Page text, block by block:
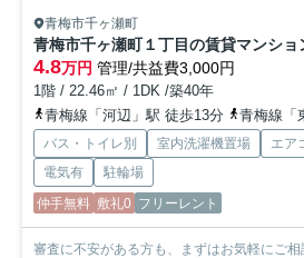
青梅市千ヶ瀬町
青梅市千ヶ瀬町１丁目の賃貸マンショ
4.8万円 管理/共益費3,000円
1階 / 22.46㎡ / 1DK /築40年
青梅線「河辺」駅 徒歩13分
青梅線「
バス・トイレ別 室内洗濯機置場 エア
電気有
駐輪場
仲手無料 敷礼0 フリーレント
審査に不安がある方も、まずはお気軽にご相談ください